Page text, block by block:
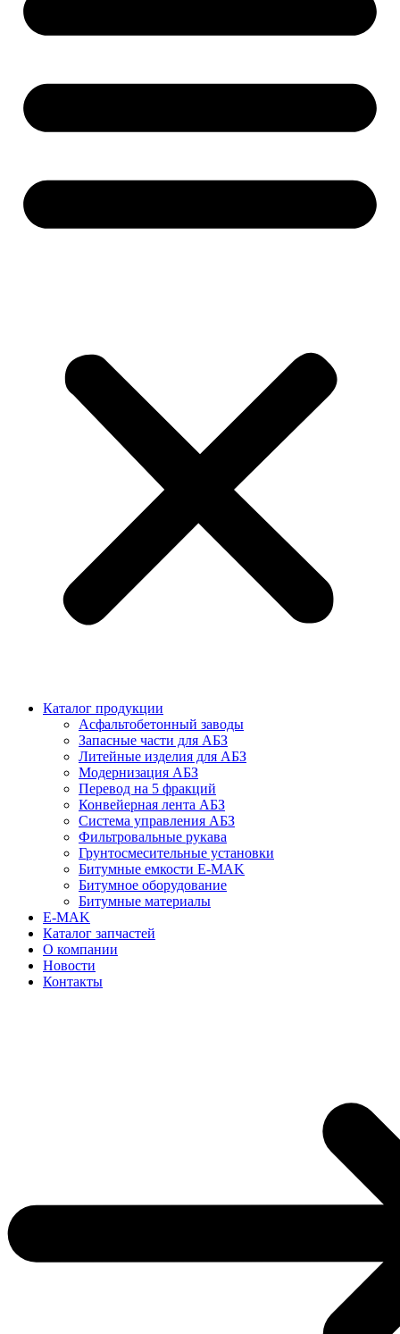
Каталог продукции
Асфальтобетонный заводы
Запасные части для АБЗ
Литейные изделия для АБЗ
Модернизация АБЗ
Перевод на 5 фракций
Конвейерная лента АБЗ
Система управления АБЗ
Фильтровальные рукава
Грунтосмесительные установки
Битумные емкости E-MAK
Битумное оборудование
Битумные материалы
E-MAK
Каталог запчастей
О компании
Новости
Контакты